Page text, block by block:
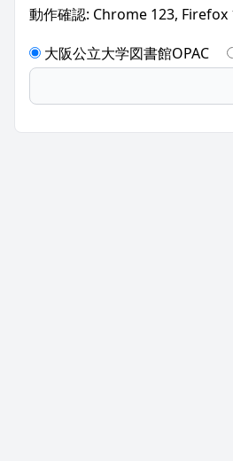
動作確認: Chrome 123, Firefox
大阪公立大学図書館OPAC